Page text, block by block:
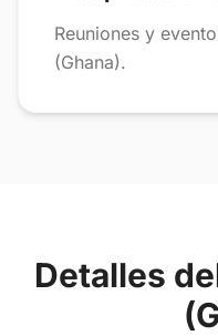
Reuniones y
(Ghana).
Detalles